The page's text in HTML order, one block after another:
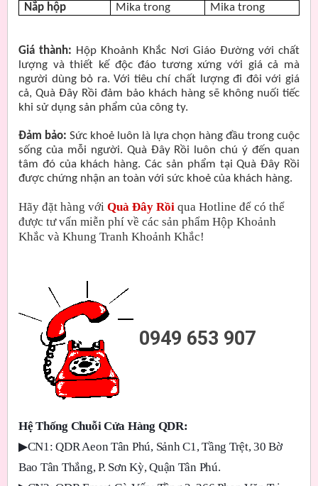
Nắp hộp
Mika trong Mika trong
Giá thành: Hộp Khoảnh Khắc Nơi Giáo Đường với chất
lượng và thiết kế độc đáo tương xứng với giá cả mà
người dùng bỏ ra. Với tiêu chí chất lượng đi đôi với giá
cả, Quà Đây Rồi đảm bảo khách hàng sẽ không nuối tiếc
khi sử dụng sản phẩm của công ty.
Đảm bảo: Sức khoẻ luôn là lựa chọn hàng đầu trong cuộc
sống của mỗi người. Quà Đây Rồi luôn chú ý đến quan
tâm đó của khách hàng. Các sản phẩm tại Quà Đây Rồi
được chứng nhận an toàn với sức khoẻ của khách hàng.
Hãy đặt hàng với Quà Đây Rồi qua Hotline để có thể
được tư vấn miễn phí về các sản phẩm Hộp Khoảnh
Khắc và Khung Tranh Khoảnh Khắc!
0949 653 907
Hệ Thống Chuỗi Cửa Hàng QDR:
▶CN1: QDR Aeon Tân Phú, Sảnh C1, Tầng Trệt, 30 Bờ
Bao Tân Thắng, P. Sơn Kỳ, Quận Tân Phú.